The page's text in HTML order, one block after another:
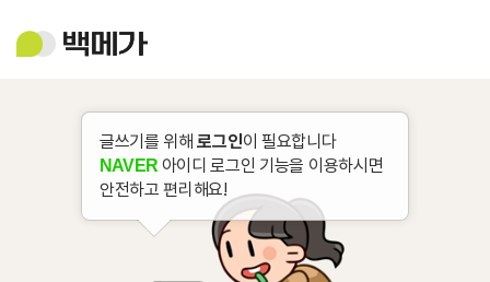
백
메
글쓰기를 위해로그인이 필요합니다
NAVER 아이디 로그인 기능을 이용하시면
안전하고 편리해요!